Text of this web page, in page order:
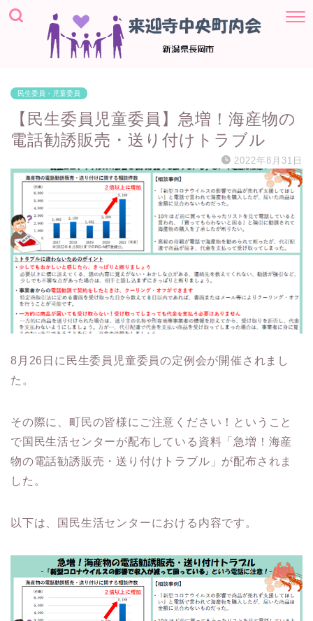
民生委員・児童委員
【民生委員児童委員】急増！海産物の
電話勧誘販売・送り付けトラブル
2022年8月31日
8月26日に民生委員児童委員の定例会が開催されまし
た。
その際に、町民の皆様にご注意ください！ということ
で国民生活センターが配布している資料「急増！海産
物の電話勧誘販売・送り付けトラブル」が配布されま
した。
以下は、国民生活センターにおける内容です。